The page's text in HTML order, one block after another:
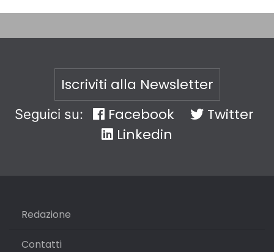
Iscriviti alla Newsletter
Seguici su: Facebook
Twitter
Linkedin
Redazione
Contatti